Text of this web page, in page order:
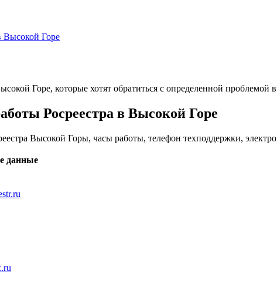
Высокой Горе
Горе, которые хотят обратиться с определенной проблемой
Росреестра в Высокой Горе
Высокой Горы, часы работы, телефон техподдержки,
данные